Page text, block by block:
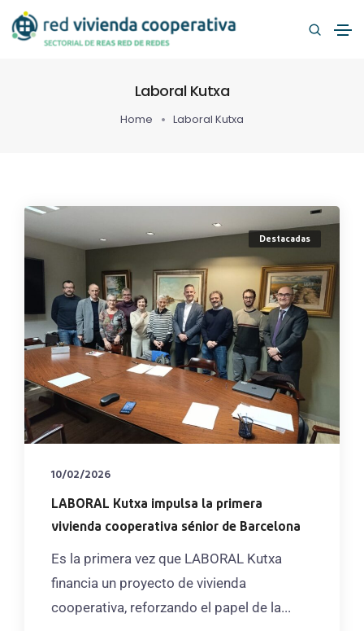
Laboral Kutxa
Home Laboral Kutxa
Destacadas
10/02/2026
LABORAL Kutxa impulsa la primera
vivienda cooperativa sénior de Barcelona
Es la primera vez que LABORAL Kutxa
financia un proyecto de vivienda
cooperativa, reforzando el papel de la...